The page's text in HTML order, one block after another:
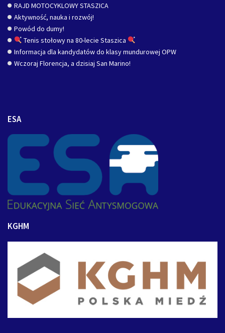
RAJD MOTOCYKLOWY STASZICA
Aktywność, nauka i rozwój!
Powód do dumy!
Tenis stołowy na 80-lecie Staszica
Informacja dla kandydatów do klasy mundurowej OPW
Wczoraj Florencja, a dzisiaj San Marino!
ESA
KGHM